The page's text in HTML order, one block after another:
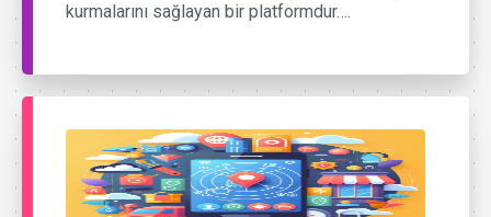
kurmalarını sağlayan bir platformdur….